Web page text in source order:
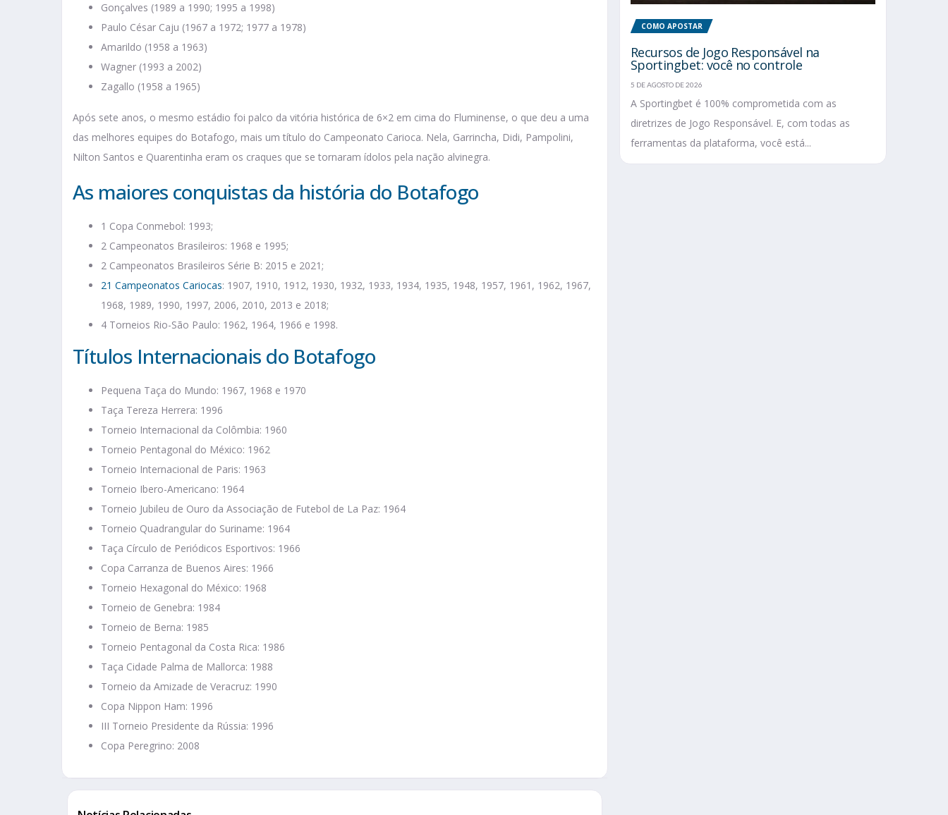
Gonçalves (1989 a 1990; 1995 a 1998)
Paulo César Caju (1967 a 1972; 1977 a 1978)
Amarildo (1958 a 1963)
Wagner (1993 a 2002)
Zagallo (1958 a 1965)
Após sete anos, o mesmo estádio foi palco da vitória histórica de 6×2 em cima do Fluminense, o que deu a uma
das melhores equipes do Botafogo, mais um título do Campeonato Carioca. Nela, Garrincha, Didi, Pampolini,
Nilton Santos e Quarentinha eram os craques que se tornaram ídolos pela nação alvinegra.
As maiores conquistas da história do Botafogo
1 Copa Conmebol: 1993;
2 Campeonatos Brasileiros: 1968 e 1995;
2 Campeonatos Brasileiros Série B: 2015 e 2021;
21 Campeonatos Cariocas: 1907, 1910, 1912, 1930, 1932, 1933, 1934, 1935, 1948, 1957, 1961, 1962, 1967,
1968, 1989, 1990, 1997, 2006, 2010, 2013 e 2018;
4 Torneios Rio-São Paulo: 1962, 1964, 1966 e 1998.
Títulos Internacionais do Botafogo
Pequena Taça do Mundo: 1967, 1968 e 1970
Taça Tereza Herrera: 1996
Torneio Internacional da Colômbia: 1960
Torneio Pentagonal do México: 1962
Torneio Internacional de Paris: 1963
Torneio Ibero-Americano: 1964
Torneio Jubileu de Ouro da Associação de Futebol de La Paz: 1964
Torneio Quadrangular do Suriname: 1964
Taça Círculo de Periódicos Esportivos: 1966
Copa Carranza de Buenos Aires: 1966
Torneio Hexagonal do México: 1968
Torneio de Genebra: 1984
Torneio de Berna: 1985
Torneio Pentagonal da Costa Rica: 1986
Taça Cidade Palma de Mallorca: 1988
Torneio da Amizade de Veracruz: 1990
Copa Nippon Ham: 1996
III Torneio Presidente da Rússia: 1996
Copa Peregrino: 2008
COMO APOSTAR
Recursos de Jogo Responsável na
Sportingbet: você no controle
5 DE AGOSTO DE 2026
A Sportingbet é 100% comprometida com as
diretrizes de Jogo Responsável. E, com todas as
ferramentas da plataforma, você está...